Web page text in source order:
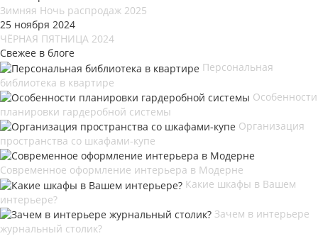
Зимняя Ночь распродаж 2025
25 ноября 2024
ЧЁРНАЯ ПЯТНИЦА 2024
Свежее в блоге
Персональная
библиотека в квартире
Особенности
планировки гардеробной системы
Организация
пространства со шкафами-купе
Современное оформление интерьера в Модерне
Какие шкафы в Вашем
интерьере?
Зачем в интерьере
журнальный столик?